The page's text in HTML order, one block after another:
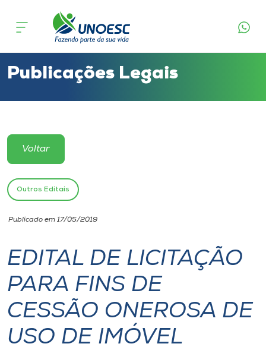
Cursos
Atendimento ao Estudante
Portal de Ensino
Unoesc
Internacionalização
I.nova
Diplomados
Publicações Legais
Voltar
Outros Editais
Publicado em 17/05/2019
EDITAL DE LICITAÇÃO
PARA FINS DE
CESSÃO ONEROSA DE
USO DE IMÓVEL